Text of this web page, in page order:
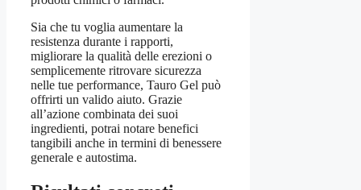
Sia che tu voglia aumentare la
resistenza durante i rapporti,
migliorare la qualità delle erezioni o
semplicemente ritrovare sicurezza
nelle tue performance, Tauro Gel può
offrirti un valido aiuto. Grazie
all’azione combinata dei suoi
ingredienti, potrai notare benefici
tangibili anche in termini di benessere
generale e autostima.